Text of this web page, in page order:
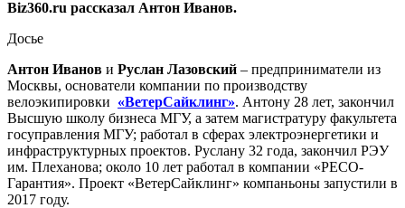
Biz360.ru рассказал Антон Иванов.
Досье
Антон Иванов и Руслан Лазовский – предприниматели из
Москвы, основатели компании по производству
велоэкипировки «ВетерСайклинг». Антону 28 лет, закончил
Высшую школу бизнеса МГУ, а затем магистратуру факультета
госуправления МГУ; работал в сферах электроэнергетики и
инфраструктурных проектов. Руслану 32 года, закончил РЭУ
им. Плеханова; около 10 лет работал в компании «РЕСО-
Гарантия». Проект «ВетерСайклинг» компаньоны запустили в
2017 году.